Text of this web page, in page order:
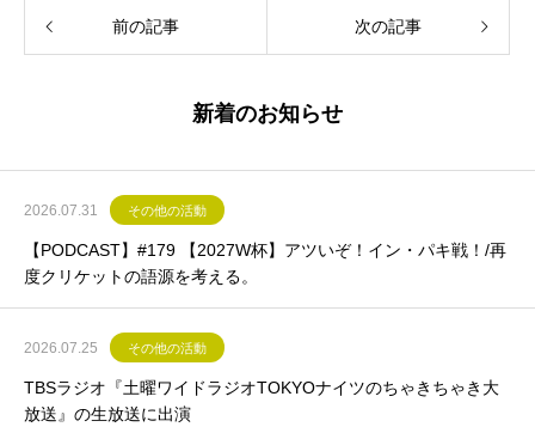
前の記事 次の記事
新着のお知らせ
2026.07.31 その他の活動
【PODCAST】#179 【2027W杯】アツいぞ！イン・パキ戦！/再
度クリケットの語源を考える。
2026.07.25 その他の活動
TBSラジオ『土曜ワイドラジオTOKYOナイツのちゃきちゃき大
放送』の生放送に出演